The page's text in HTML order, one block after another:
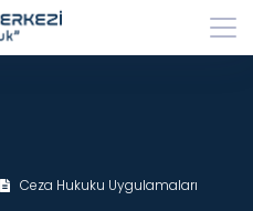
Ceza Hukuku Uygulamaları